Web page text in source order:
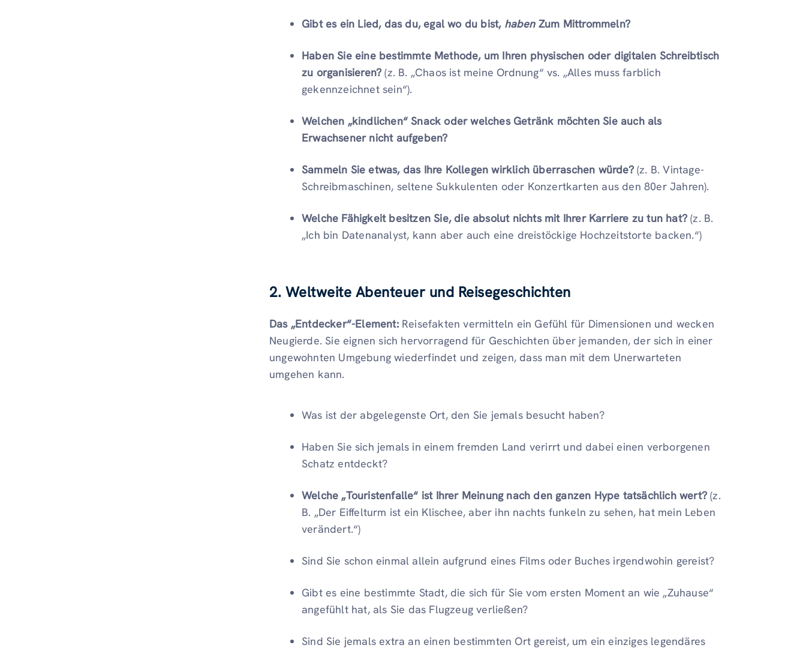
Gibt es ein Lied, das du, egal wo du bist, habenZum Mittrommeln?
Haben Sie eine bestimmte Methode, um Ihren physischen oder digitalen Schreibtisch
zu organisieren? (z. B. „Chaos ist meine Ordnung“ vs. „Alles muss farblich
gekennzeichnet sein“).
Welchen „kindlichen“ Snack oder welches Getränk möchten Sie auch als
Erwachsener nicht aufgeben?
Sammeln Sie etwas, das Ihre Kollegen wirklich überraschen würde?(z. B. Vintage-
Schreibmaschinen, seltene Sukkulenten oder Konzertkarten aus den 80er Jahren).
Welche Fähigkeit besitzen Sie, die absolut nichts mit Ihrer Karriere zu tun hat? (z. B.
„Ich bin Datenanalyst, kann aber auch eine dreistöckige Hochzeitstorte backen.“)
2. Weltweite Abenteuer und Reisegeschichten
Das „Entdecker“-Element:Reisefakten vermitteln ein Gefühl für Dimensionen und wecken
Neugierde. Sie eignen sich hervorragend für Geschichten über jemanden, der sich in einer
ungewohnten Umgebung wiederfindet und zeigen, dass man mit dem Unerwarteten
umgehen kann.
Was ist der abgelegenste Ort, den Sie jemals besucht haben?
Haben Sie sich jemals in einem fremden Land verirrt und dabei einen verborgenen
Schatz entdeckt?
Welche „Touristenfalle“ ist Ihrer Meinung nach den ganzen Hype tatsächlich wert? (z.
B. „Der Eiffelturm ist ein Klischee, aber ihn nachts funkeln zu sehen, hat mein Leben
verändert.“)
Sind Sie schon einmal allein aufgrund eines Films oder Buches irgendwohin gereist?
Gibt es eine bestimmte Stadt, die sich für Sie vom ersten Moment an wie „Zuhause“
angefühlt hat, als Sie das Flugzeug verließen?
Sind Sie jemals extra an einen bestimmten Ort gereist, um ein einziges legendäres